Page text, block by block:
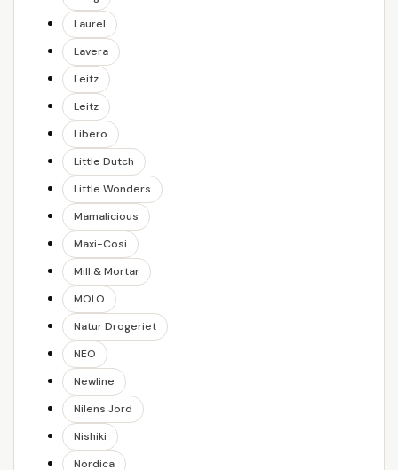
Laurel
Lavera
Leitz
Leitz
Libero
Little Dutch
Little Wonders
Mamalicious
Maxi-Cosi
Mill & Mortar
MOLO
Natur Drogeriet
NEO
Newline
Nilens Jord
Nishiki
Nordica